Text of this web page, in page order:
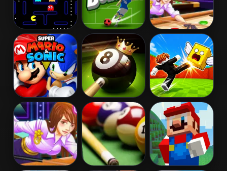
Tapman Soccer Bubbles Disc Pool 1
Player
Super Mario &
Sonic
8 Ball Pool
Challenge
Kick Lucky
Boxes Online